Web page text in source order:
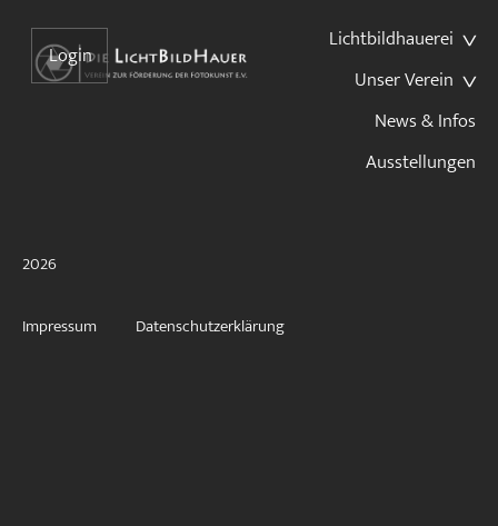
Lichtbildhauerei
Unser Verein
News & Infos
Ausstellungen
Login
2026
Impressum Datenschutzerklärung